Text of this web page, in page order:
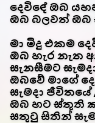
දෙවිඳේ ඔබ
ඔබ බලවත් ඔබ
මා මිදු එකම
ඔබ හැර නැත
සැනසීමට
ඔබවේ මාගේ
සැමදා ජීවිතයේ
ඔබ හට ස්තුති
සතුටු සිතින්